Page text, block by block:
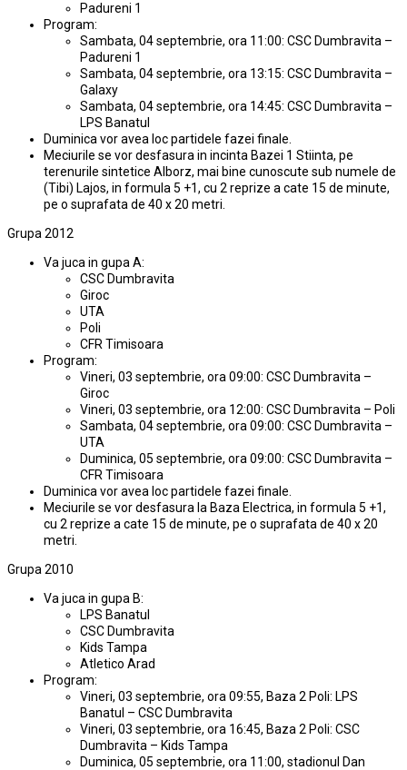
Padureni 1
Program:
Sambata, 04 septembrie, ora 11:00: CSC Dumbravita –
Padureni 1
Sambata, 04 septembrie, ora 13:15: CSC Dumbravita –
Galaxy
Sambata, 04 septembrie, ora 14:45: CSC Dumbravita –
LPS Banatul
Duminica vor avea loc partidele fazei finale.
Meciurile se vor desfasura in incinta Bazei 1 Stiinta, pe
terenurile sintetice Alborz, mai bine cunoscute sub numele de
(Tibi) Lajos, in formula 5 +1, cu 2 reprize a cate 15 de minute,
pe o suprafata de 40 x 20 metri.
Grupa 2012
Va juca in gupa A:
CSC Dumbravita
Giroc
UTA
Poli
CFR Timisoara
Program:
Vineri, 03 septembrie, ora 09:00: CSC Dumbravita –
Giroc
Vineri, 03 septembrie, ora 12:00: CSC Dumbravita – Poli
Sambata, 04 septembrie, ora 09:00: CSC Dumbravita –
UTA
Duminica, 05 septembrie, ora 09:00: CSC Dumbravita –
CFR Timisoara
Duminica vor avea loc partidele fazei finale.
Meciurile se vor desfasura la Baza Electrica, in formula 5 +1,
cu 2 reprize a cate 15 de minute, pe o suprafata de 40 x 20
metri.
Grupa 2010
Va juca in gupa B:
LPS Banatul
CSC Dumbravita
Kids Tampa
Atletico Arad
Program:
Vineri, 03 septembrie, ora 09:55, Baza 2 Poli: LPS
Banatul – CSC Dumbravita
Vineri, 03 septembrie, ora 16:45, Baza 2 Poli: CSC
Dumbravita – Kids Tampa
Duminica, 05 septembrie, ora 11:00, stadionul Dan